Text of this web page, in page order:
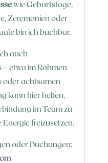
wie Geburtstage,
Zeremonien oder
bin ich buchbar.
auch
etwa im Rahmen
oder achtsamen
kann hier helfen,
im Team zu
freizusetzen.
oder Buchungen: